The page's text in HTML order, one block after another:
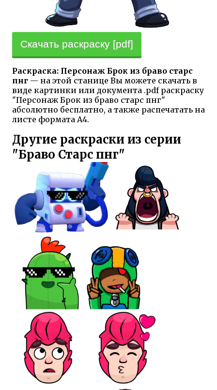
Скачать раскраску [pdf]
Раскраска: Персонаж Брок из браво старс
пнг — на этой станице Вы можете скачать в
виде картинки или документа .pdf раскраску
"Персонаж Брок из браво старс пнг"
абсолютно бесплатно, а также распечатать на
листе формата А4.
Другие раскраски из серии
"Браво Старс пнг"